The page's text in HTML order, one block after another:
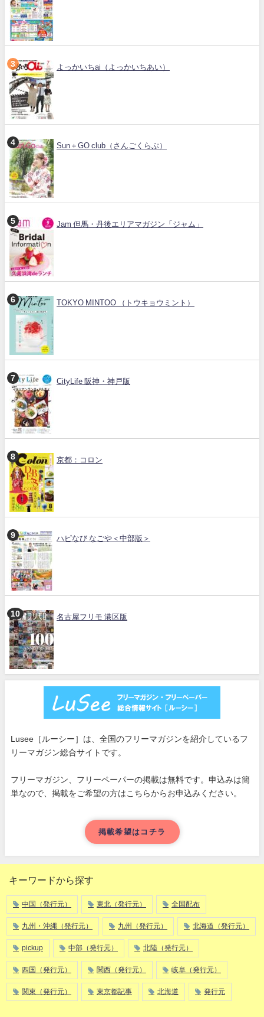
よっかいちai（よっかいちあい）
Sun＋GO club（さんごくらぶ）
Jam 但馬・丹後エリアマガジン「ジャム」
TOKYO MINTOO （トウキョウミント）
CityLife 阪神・神戸版
京都：コロン
ハピなび なごや＜中部版＞
名古屋フリモ 港区版
Lusee［ルーシー］は、全国のフリーマガジンを紹介しているフ
リーマガジン総合サイトです。
フリーマガジン、フリーペーパーの掲載は無料です。申込みは簡
単なので、掲載をご希望の方はこちらからお申込みください。
掲載希望はコチラ
キーワードから探す
中国（発行元） 東北（発行元） 全国配布
九州・沖縄（発行元） 九州（発行元） 北海道（発行元）
pickup 中部（発行元） 北陸（発行元）
四国（発行元） 関西（発行元） 岐阜（発行元）
関東（発行元） 東京都記事 北海道 発行元